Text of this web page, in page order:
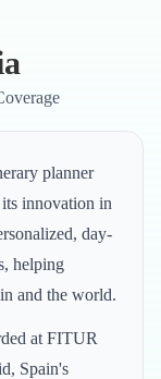
planner
innovation in
day-
helping
and the world.
at FITUR
Spain's